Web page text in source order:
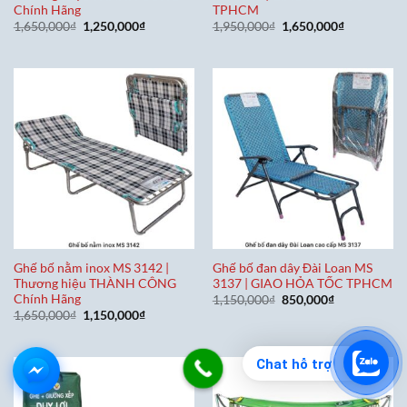
Chat hỗ trợ
Chính Hãng
1,650,000₫ Giá
gốc
1,250,000₫Giá
1,250,000₫.
TPHCM
1,950,000₫ Giá
gốc
1,650,000₫Giá
Ghế bố nằm inox MS 3142 |
Thương hiệu THÀNH CÔNG
Chính Hãng
1,650,000₫ Giá
gốc
1,150,000₫Giá
1,150,000₫.
Ghế bố đan dây Đài Loan MS
3137 | GIAO HỎA TỐC TPHCM
1,150,000₫ Giá
1,150,000₫.
850,000₫Giá
là:
850,000₫.